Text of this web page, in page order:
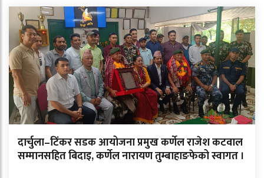
दार्चुला–टिंकर सडक आयोजना प्रमुख कर्णेल राजेश कटवाल
सम्मानसहित बिदाइ, कर्णेल नारायण तुम्बाहाङफेको स्वागत ।